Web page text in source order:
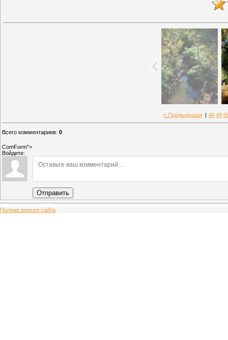
« Предыдущая 48 49
Всего комментариев: 0
ComForm">
Войдите:
Отправить
Полная версия сайта